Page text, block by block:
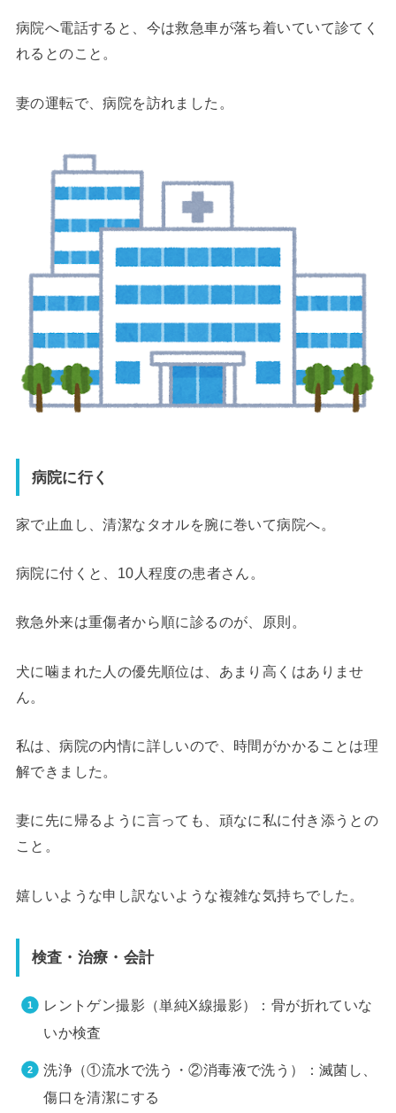
病院へ電話すると、今は救急車が落ち着いていて診てく
れるとのこと。
妻の運転で、病院を訪れました。
病院に行く
家で止血し、清潔なタオルを腕に巻いて病院へ。
病院に付くと、10人程度の患者さん。
救急外来は重傷者から順に診るのが、原則。
犬に噛まれた人の優先順位は、あまり高くはありませ
ん。
私は、病院の内情に詳しいので、時間がかかることは理
解できました。
妻に先に帰るように言っても、頑なに私に付き添うとの
こと。
嬉しいような申し訳ないような複雑な気持ちでした。
検査・治療・会計
レントゲン撮影（単純X線撮影）：骨が折れていな
いか検査
洗浄（①流水で洗う・②消毒液で洗う）：滅菌し、
傷口を清潔にする